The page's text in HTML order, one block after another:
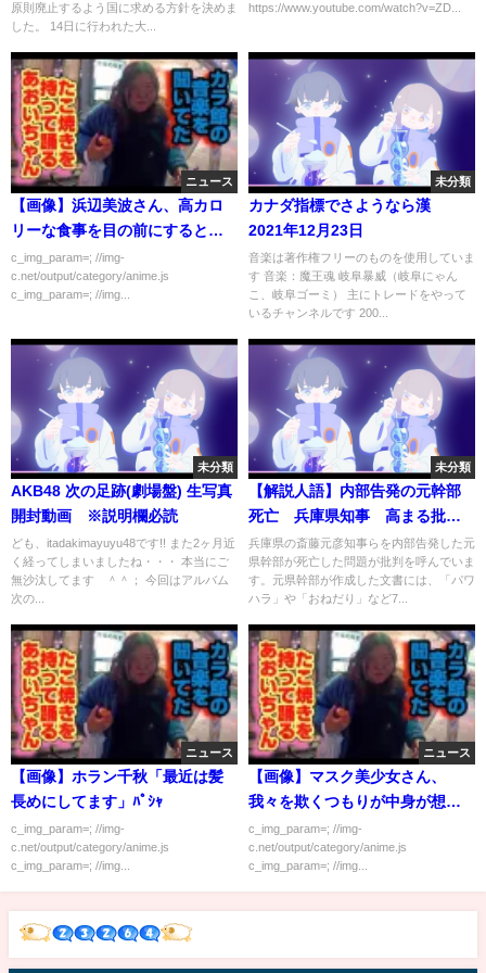
原則廃止するよう国に求める方針を決めま
した。 14日に行われた大...
https://www.youtube.com/watch?v=ZD...
ニュース
【画像】浜辺美波さん、高カロ
リーな食事を目の前にすると目
が死んでしまう
c_img_param=; //img-
c.net/output/category/anime.js
c_img_param=; //img...
未分類
カナダ指標でさようなら漢
2021年12月23日
音楽は著作権フリーのものを使用していま
す 音楽：魔王魂 岐阜暴威（岐阜にゃん
こ、岐阜ゴーミ） 主にトレードをやって
いるチャンネルです 200...
未分類
AKB48 次の足跡(劇場盤) 生写真
開封動画 ※説明欄必読
ども、itadakimayuyu48です!! また2ヶ月近
く経ってしまいましたね・・・ 本当にご
無沙汰してます ＾＾； 今回はアルバム
次の...
未分類
【解説人語】内部告発の元幹部
死亡 兵庫県知事 高まる批判
の声 「パワハラ」「おねだ
り」疑惑 真相解明への道筋は
兵庫県の斎藤元彦知事らを内部告発した元
県幹部が死亡した問題が批判を呼んでいま
す。元県幹部が作成した文書には、「パワ
ハラ」や「おねだり」など7...
ニュース
【画像】ホラン千秋「最近は髪
長めにしてます」ﾊﾟｼｬ
c_img_param=; //img-
c.net/output/category/anime.js
c_img_param=; //img...
ニュース
【画像】マスク美少女さん、
我々を欺くつもりが中身が想像
通りすぎる
c_img_param=; //img-
c.net/output/category/anime.js
c_img_param=; //img...